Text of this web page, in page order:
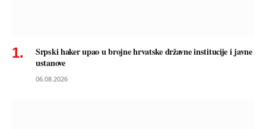
Srpski haker upao u brojne hrvatske državne institucije i javne
ustanove
06.08.2026